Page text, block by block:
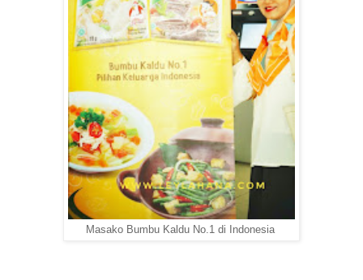
Masako Bumbu Kaldu No.1 di Indonesia